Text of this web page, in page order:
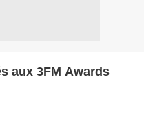
aux 3FM Awards